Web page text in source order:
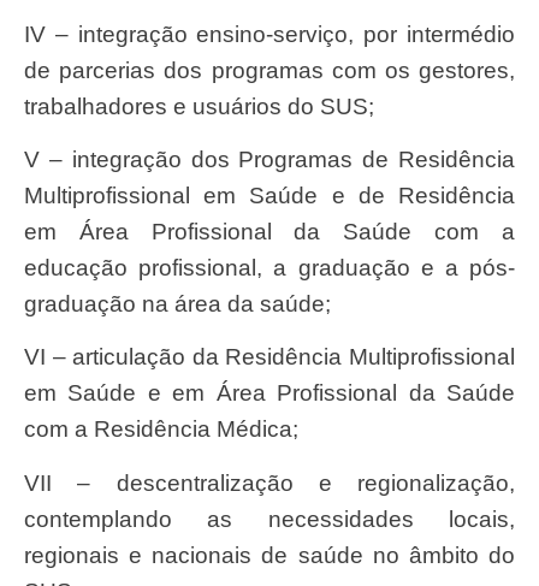
IV – integração ensino-serviço, por intermédio
de parcerias dos programas com os gestores,
trabalhadores e usuários do SUS;
V – integração dos Programas de Residência
Multiprofissional em Saúde e de Residência
em Área Profissional da Saúde com a
educação profissional, a graduação e a pós-
graduação na área da saúde;
VI – articulação da Residência Multiprofissional
em Saúde e em Área Profissional da Saúde
com a Residência Médica;
VII – descentralização e regionalização,
contemplando as necessidades locais,
regionais e nacionais de saúde no âmbito do